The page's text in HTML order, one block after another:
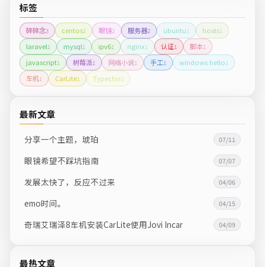
标签
碎碎念3 centos2 眼镜2 服务器2 ubuntu1 hosts1
laravel1 mysql1 ipv61 nginx1 认证1 脚本1
javascript1 树莓派1 网络小说1 手工1 windows hello1
车机1 CarLite1 Typecho0
最新文章
分享一个主题，琥珀 07/11
眼镜希望不踩坑指南 07/07
发展太快了，反应不过来 04/06
emo时间。 04/15
奇瑞艾瑞泽8车机安装CarLite使用Jovi Incar 04/09
最热文章